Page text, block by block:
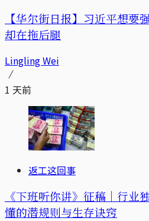
【华尔街日报】习近平想要
却在拖后腿
Lingling Wei
1 天前
返工这回事
《下班听你讲》征稿｜行业
懂的潜规则与生存诀窍